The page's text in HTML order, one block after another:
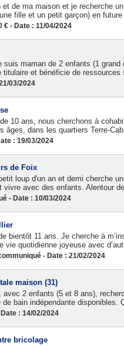
de ma maison et je recherche
fille et un petit garçon) en future
€ - Date : 11/04/2024
maman de 2 enfants (1
et bénéficie de ressources
03/2024
10 ans, nous cherchons à
âges, dans les quartiers Terre-
: 19/03/2024
de Foix
loup d'un an et demi cherche
vivre avec des enfants. Alentour
- Date : 10/03/2024
bientôt 11 ans. Je cherche à
vie quotidienne joyeuse avec
- Date : 21/02/2024
maison (31)
avec 2 enfants (5 et 8 ans),
bain indépendante disponibles.
: 14/02/2024
bricolage